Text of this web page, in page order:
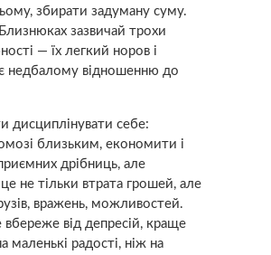
збирати задуману суму.
зазвичай трохи
— їх легкий норов і
недбалому відношенню до
дисциплінувати себе:
близьким, економити і
дрібниць, але
не тільки втрата грошей, але
вражень, можливостей.
від депресій, краще
маленькі радості, ніж на